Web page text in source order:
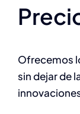
Ofrecemos
sin dejar de